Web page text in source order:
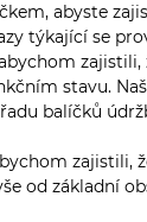
abyste
týkající se
stavu.
balíčků
zajistili,
od základní